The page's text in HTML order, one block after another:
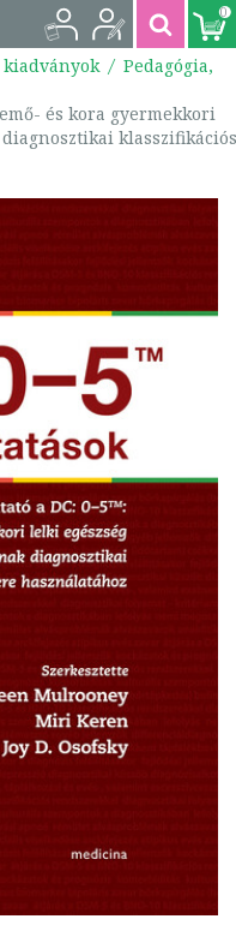
0
Pedagógia,
és kora gyermekkori
klasszifikációs